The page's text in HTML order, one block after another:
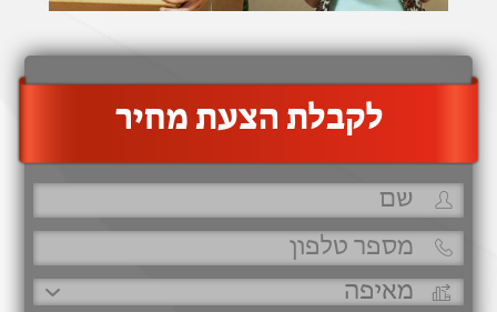
‫לקבלת הצעת מחיר